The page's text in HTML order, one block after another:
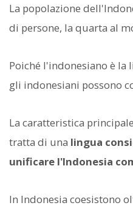
La popolazione
di persone, la quarta al
Poiché l'indonesiano è
gli indonesiani possono
La caratteristica
tratta di una lingua
unificare l'Indonesia
In Indonesia coesistono